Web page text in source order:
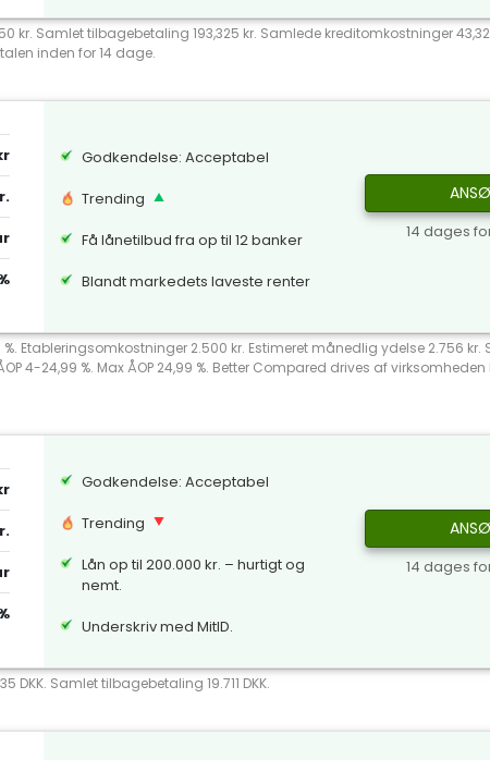
kr. Samlet tilbagebetaling 193,325 kr. Samlede kreditomkostninger
inden for 14 dage.
Godkendelse: Acceptabel
Trending
Få lånetilbud fra op til 12 banker
Blandt markedets laveste renter
14 dages
Etableringsomkostninger 2.500 kr. Estimeret månedlig ydelse 2.756 kr.
4-24,99 %. Max ÅOP 24,99 %. Better Compared drives af
Godkendelse: Acceptabel
Trending
Lån op til 200.000 kr. – hurtigt og
nemt.
Underskriv med MitID.
14 dages
DKK. Samlet tilbagebetaling 19.711 DKK.